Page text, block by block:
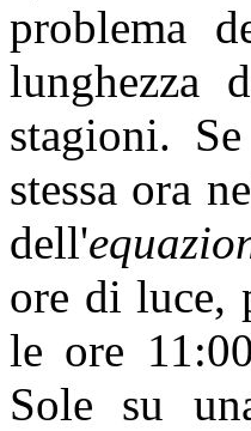
problema
lunghezza
stagioni.
stessa ora
dell'
ore di luce,
le ore
Sole su